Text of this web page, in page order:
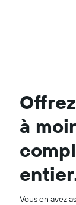
à
Vous en avez